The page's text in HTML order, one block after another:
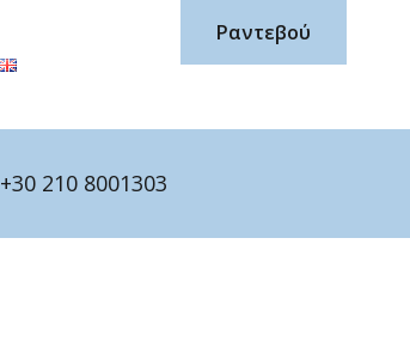
Ραντεβού
+30 210 8001303